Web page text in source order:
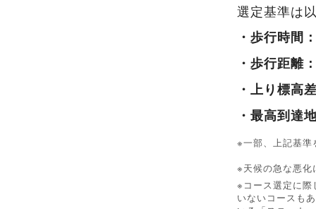
選定基準は
・歩行時間
・歩行距離
・上り標高
・最高到達
※一部、上記基準
※天候の急な悪化
※コース選定に際
いないコースも